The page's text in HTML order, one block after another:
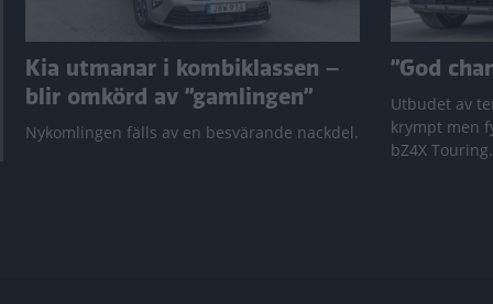
Kia utmanar i kombiklassen –
blir omkörd av ”gamlingen”
Nykomlingen fälls av en besvärande nackdel.
”God
Utbudet av
krympt men
bZ4X